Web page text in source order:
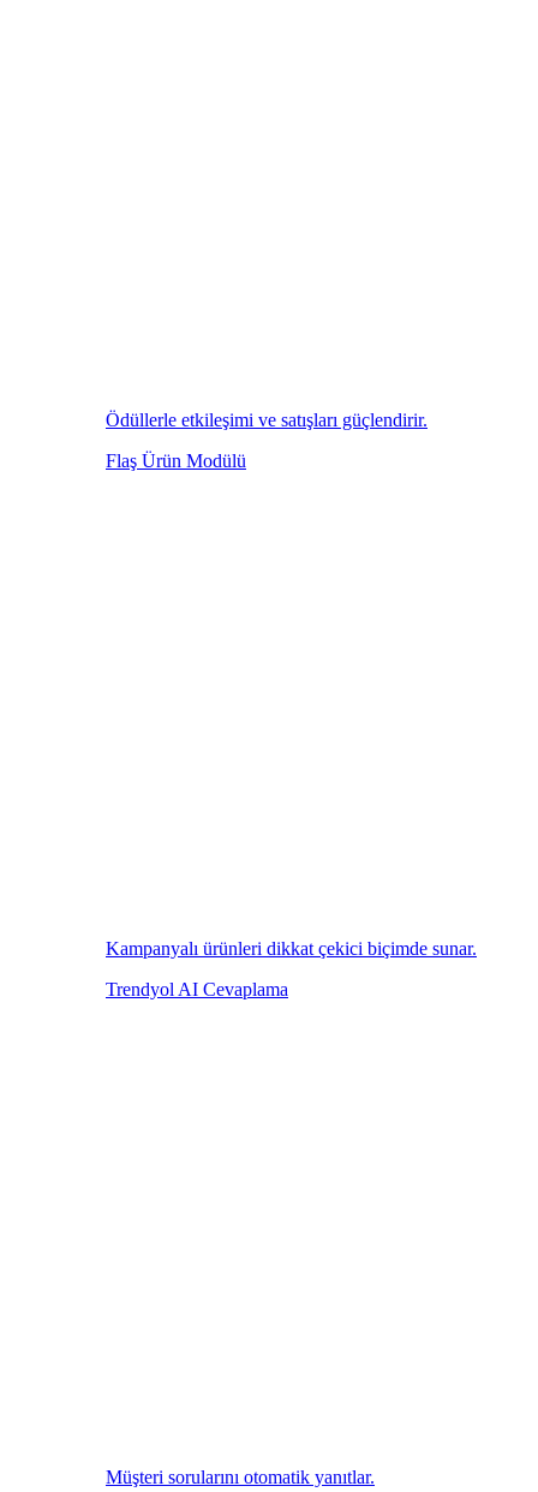
Ödüllerle etkileşimi ve satışları güçlendirir.
Flaş Ürün Modülü
Kampanyalı ürünleri dikkat çekici biçimde sunar.
Trendyol AI Cevaplama
Müşteri sorularını otomatik yanıtlar.